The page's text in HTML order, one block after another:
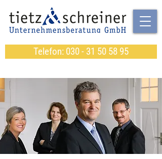
Telefon: 030 - 31 50 58 95